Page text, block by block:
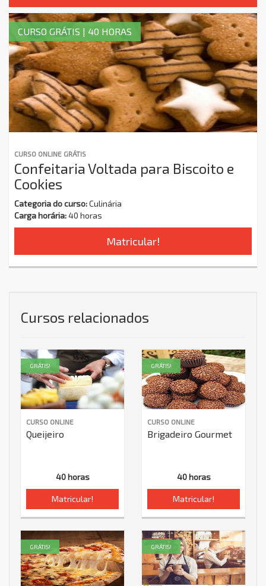
CURSO ONLINE GRÁTIS
Confeitaria Voltada para Biscoito e
Cookies
Categoria do curso:Culinária
Carga horária:40 horas
Matricular!
CURSO GRÁTIS | 40 HORAS
Cursos relacionados
CURSO ONLINE
Queijeiro
40 horas
Matricular!
GRÁTIS!
CURSO ONLINE
Brigadeiro Gourmet
40 horas
Matricular!
GRÁTIS!
GRÁTIS! GRÁTIS!